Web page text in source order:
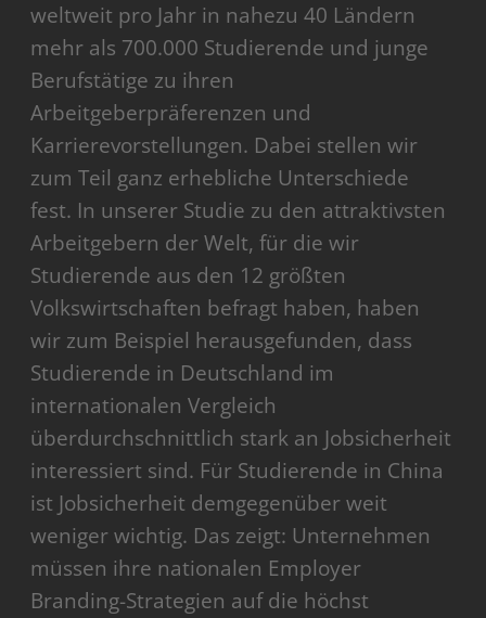
weltweit pro Jahr in nahezu 40 Ländern
mehr als 700.000 Studierende und junge
Berufstätige zu ihren
Arbeitgeberpräferenzen und
Karrierevorstellungen. Dabei stellen wir
zum Teil ganz erhebliche Unterschiede
fest. In unserer Studie zu den attraktivsten
Arbeitgebern der Welt, für die wir
Studierende aus den 12 größten
Volkswirtschaften befragt haben, haben
wir zum Beispiel herausgefunden, dass
Studierende in Deutschland im
internationalen Vergleich
überdurchschnittlich stark an Jobsicherheit
interessiert sind. Für Studierende in China
ist Jobsicherheit demgegenüber weit
weniger wichtig. Das zeigt: Unternehmen
müssen ihre nationalen Employer
Branding-Strategien auf die höchst